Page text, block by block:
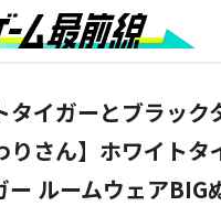
タイガーとブラッ
りさん】ホワイトタ
ー ルームウェアBIG